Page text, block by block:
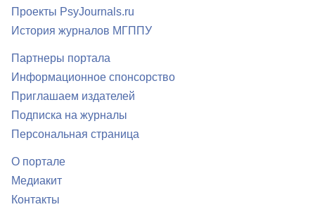
Проекты PsyJournals.ru
История журналов МГППУ
Партнеры портала
Информационное спонсорство
Приглашаем издателей
Подписка на журналы
Персональная страница
О портале
Медиакит
Контакты